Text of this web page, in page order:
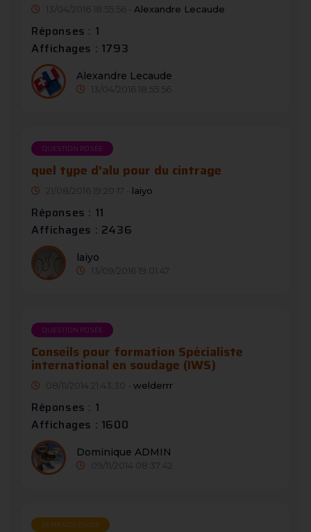
13/04/2016 18:55:56 - Alexandre Lecaude
Réponses : 1
Affichages : 1793
Alexandre Lecaude
13/04/2016 18:55:56
QUESTION POSÉE
quel type d'alu pour du cintrage
21/08/2016 19:20:17 - laiyo
Réponses : 11
Affichages : 2436
laiyo
13/09/2016 19:01:47
QUESTION POSÉE
Conseils pour formation Spécialiste
international en soudage (IWS)
08/11/2014 21:43:30 - welderrr
Réponses : 1
Affichages : 1600
Dominique ADMIN
09/11/2014 08:37:42
DEMANDE D’AIDE